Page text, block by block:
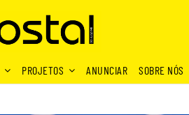
PROJETOS ANUNCIAR SOBRE NÓS